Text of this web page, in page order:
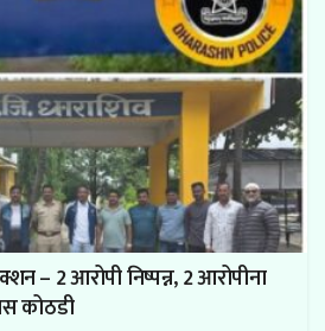
– 2 आरोपी निष्पन्न, 2 आरोपीना
कोठडी